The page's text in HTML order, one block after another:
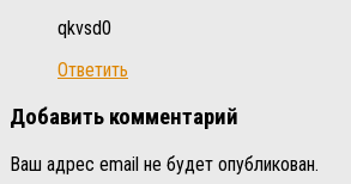
qkvsd0
Ответить
Добавить комментарий
Ваш адрес email не будет опубликован.